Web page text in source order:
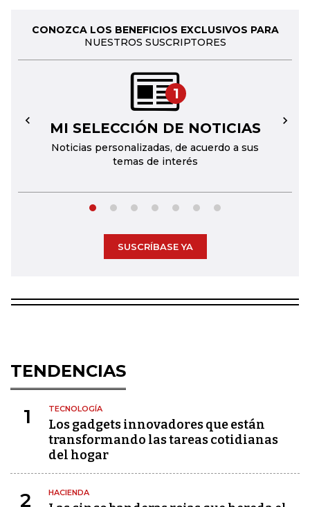
CONOZCA LOS BENEFICIOS EXCLUSIVOS PARA
NUESTROS SUSCRIPTORES
1
MI SELECCIÓN DE NOTICIAS
Noticias personalizadas, de acuerdo a sus
temas de interés
← →
SUSCRÍBASE YA
TENDENCIAS
1 TECNOLOGÍA
Los gadgets innovadores que están
transformando las tareas cotidianas
del hogar
2 HACIENDA